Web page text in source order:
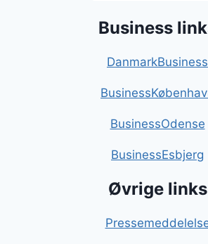
Business
DanmarkBusiness
BusinessOdense
BusinessEsbjerg
Øvrige links